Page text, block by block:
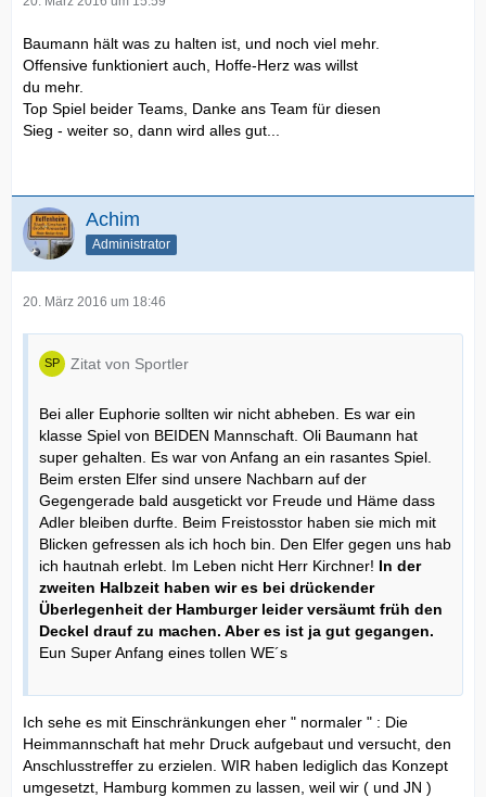
Baumann hält was zu halten ist, und noch viel mehr.
Offensive funktioniert auch, Hoffe-Herz was willst
du mehr.
Top Spiel beider Teams, Danke ans Team für diesen
Sieg - weiter so, dann wird alles gut...
Achim
Administrator
20. März 2016 um 18:46
Zitat von Sportler
Bei aller Euphorie sollten wir nicht abheben. Es war ein
klasse Spiel von BEIDEN Mannschaft. Oli Baumann hat
super gehalten. Es war von Anfang an ein rasantes Spiel.
Beim ersten Elfer sind unsere Nachbarn auf der
Gegengerade bald ausgetickt vor Freude und Häme dass
Adler bleiben durfte. Beim Freistosstor haben sie mich mit
Blicken gefressen als ich hoch bin. Den Elfer gegen uns hab
ich hautnah erlebt. Im Leben nicht Herr Kirchner! In der
zweiten Halbzeit haben wir es bei drückender
Überlegenheit der Hamburger leider versäumt früh den
Deckel drauf zu machen. Aber es ist ja gut gegangen.
Eun Super Anfang eines tollen WE´s
Ich sehe es mit Einschränkungen eher " normaler " : Die
Heimmannschaft hat mehr Druck aufgebaut und versucht, den
Anschlusstreffer zu erzielen. WIR haben lediglich das Konzept
umgesetzt, Hamburg kommen zu lassen, weil wir ( und JN )